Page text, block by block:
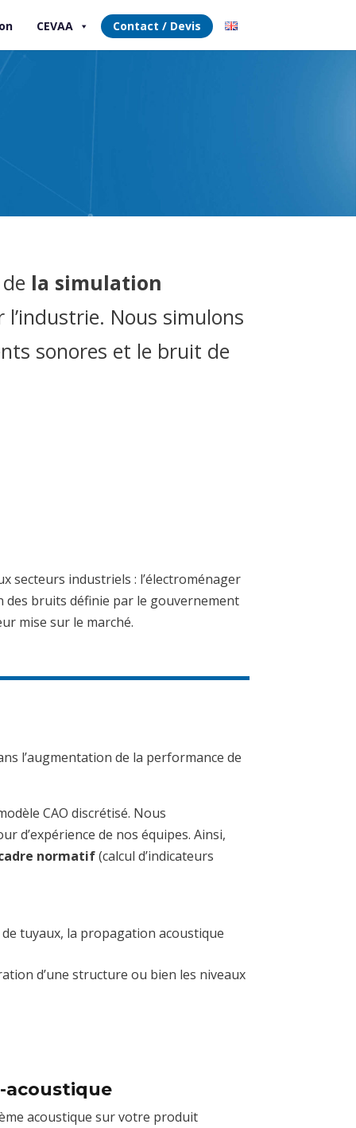
CEVAA Contact / Devis
la simulation
Nous simulons
sonores et le bruit de
secteurs industriels : l’électroménager
des bruits définie par le gouvernement
mise sur le marché.
l’augmentation de la performance de
CAO discrétisé. Nous
d’expérience de nos équipes. Ainsi,
normatif(calcul d’indicateurs
tuyaux, la propagation acoustique
d’une structure ou bien les niveaux
acoustique
acoustique sur votre produit